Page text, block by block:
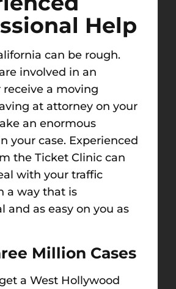
Help
can be rough.
involved in an
receive a moving
at attorney on your
an enormous
your case. Experienced
the Ticket Clinic can
with your traffic
a way that is
and as easy on you as
Million Cases
a West Hollywood